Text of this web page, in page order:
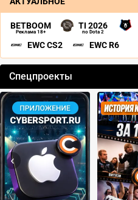
BETBOOM
Реклама 18+
TI 2026
по Dota 2
EWC CS2 EWC R6
Спецпроекты
‹